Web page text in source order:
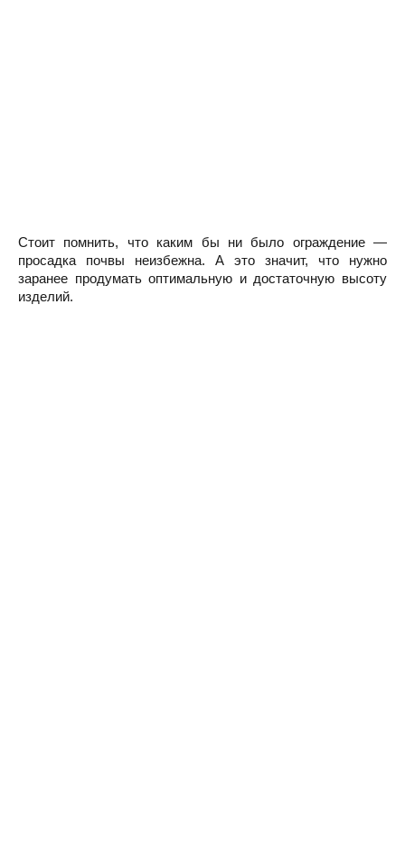
Стоит помнить, что каким бы ни было ограждение —
просадка почвы неизбежна. А это значит, что нужно
заранее продумать оптимальную и достаточную высоту
изделий.